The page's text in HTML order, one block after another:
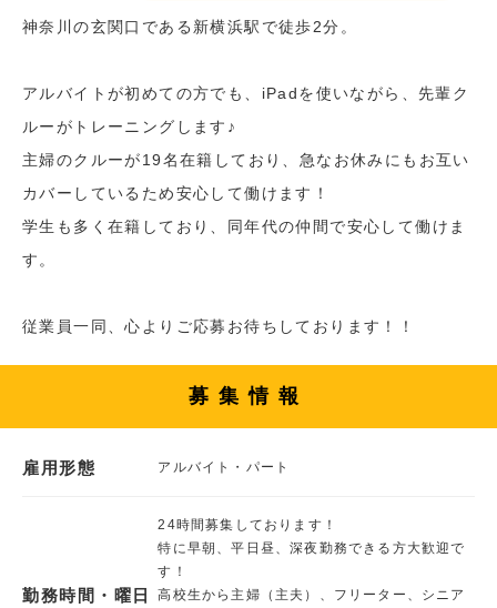
神奈川の玄関口である新横浜駅で徒歩2分。
アルバイトが初めての方でも、iPadを使いながら、先輩ク
ルーがトレーニングします♪
主婦のクルーが19名在籍しており、急なお休みにもお互い
カバーしているため安心して働けます！
学生も多く在籍しており、同年代の仲間で安心して働けま
す。
従業員一同、心よりご応募お待ちしております！！
募集情報
雇用形態 アルバイト・パート
勤務時間・曜日
24時間募集しております！
特に早朝、平日昼、深夜勤務できる方大歓迎で
す！
高校生から主婦（主夫）、フリーター、シニア